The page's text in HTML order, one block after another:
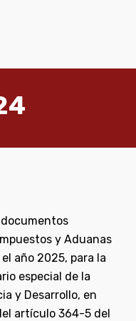
y Aduanas
año 2025, para la
especial de la
y Desarrollo, en
artículo 364-5 del